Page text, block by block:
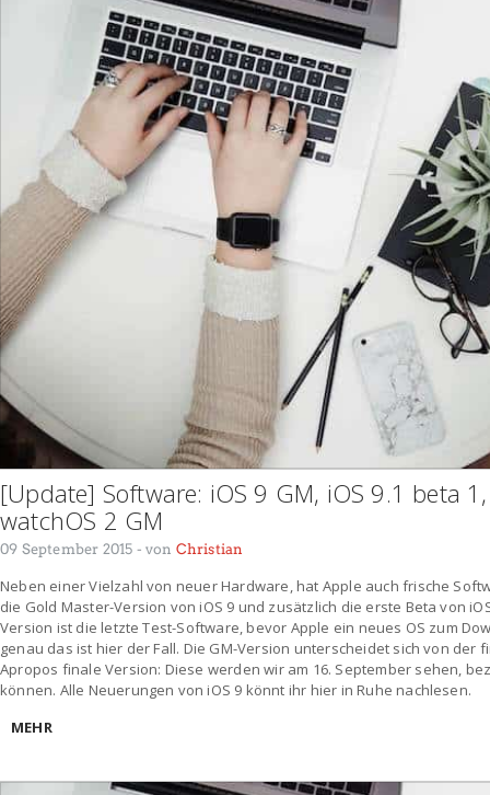
[Update] Software: iOS 9 GM, iOS 9.1 beta
watchOS 2 GM
09 September 2015 - von Christian
Neben einer Vielzahl von neuer Hardware, hat Apple auch frische
die Gold Master-Version von iOS 9 und zusätzlich die erste Beta von
Version ist die letzte Test-Software, bevor Apple ein neues OS zum
genau das ist hier der Fall. Die GM-Version unterscheidet sich von der
Apropos finale Version: Diese werden wir am 16. September sehen,
können. Alle Neuerungen von iOS 9 könnt ihr hier in Ruhe nachlesen.
MEHR